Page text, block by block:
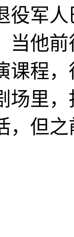
军人
当他
课程
场里
，但